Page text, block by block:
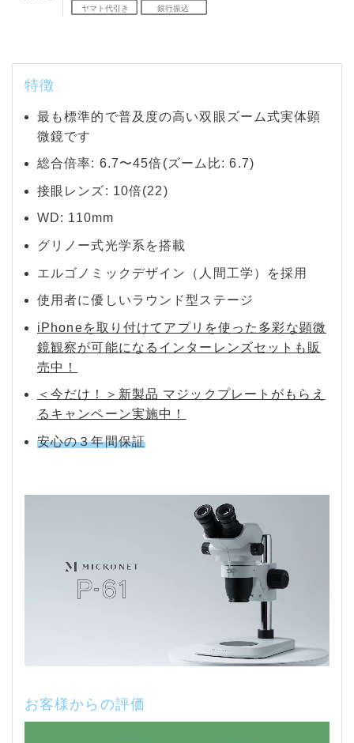
特徴
最も標準的で普及度の高い双眼ズーム式実体顕
微鏡です
総合倍率: 6.7〜45倍(ズーム比: 6.7)
接眼レンズ: 10倍(22)
WD: 110mm
グリノー式光学系を搭載
エルゴノミックデザイン（人間工学）を採用
使用者に優しいラウンド型ステージ
iPhoneを取り付けてアプリを使った多彩な顕微
鏡観察が可能になるインターレンズセットも販
売中！
＜今だけ！＞新製品 マジックプレートがもらえ
るキャンペーン実施中！
安心の３年間保証
お客様からの評価